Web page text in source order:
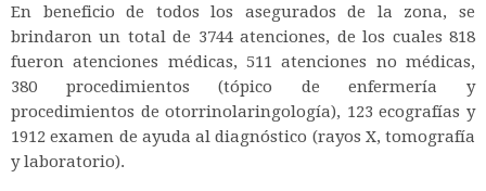
En beneficio de todos los asegurados de la zona, se
brindaron un total de 3744 atenciones, de los cuales 818
fueron atenciones médicas, 511 atenciones no médicas,
380 procedimientos (tópico de enfermería y
procedimientos de otorrinolaringología), 123 ecografías y
1912 examen de ayuda al diagnóstico (rayos X, tomografía
y laboratorio).